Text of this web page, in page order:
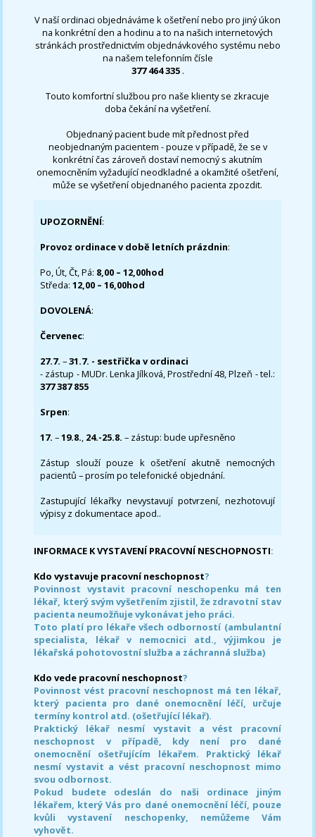
V naší ordinaci objednáváme k ošetření nebo pro jiný úkon
na konkrétní den a hodinu a to na našich internetových
stránkách prostřednictvím objednávkového systému nebo
na našem telefonním čísle
377 464 335 .
Touto komfortní službou pro naše klienty se zkracuje
doba čekání na vyšetření.
Objednaný pacient bude mít přednost před
neobjednaným pacientem - pouze v případě, že se v
konkrétní čas zároveň dostaví nemocný s akutním
onemocněním vyžadující neodkladné a okamžité ošetření,
může se vyšetření objednaného pacienta zpozdit.
UPOZORNĚNÍ:
Provoz ordinace v době letních prázdnin:
Po, Út, Čt, Pá: 8,00 – 12,00hod
Středa:12,00 – 16,00hod
DOVOLENÁ:
Červenec:
27.7.–31.7. - sestřička v ordinaci
- zástup - MUDr. Lenka Jílková, Prostřední 48, Plzeň - tel.:
377 387 855
Srpen:
17. –19.8., 24.-25.8. – zástup: bude upřesněno
Zástup slouží pouze k ošetření akutně nemocných
pacientů – prosím po telefonické objednání.
Zastupující lékařky nevystavují potvrzení, nezhotovují
výpisy z dokumentace apod..
INFORMACE K VYSTAVENÍ PRACOVNÍ NESCHOPNOSTI:
Kdo vystavuje pracovní neschopnost?
Povinnost vystavit pracovní neschopenku má ten
lékař, který svým vyšetřením zjistil, že zdravotní stav
pacienta neumožňuje vykonávat jeho práci.
Toto platí pro lékaře všech odborností (ambulantní
specialista, lékař v nemocnici atd., výjimkou je
lékařská pohotovostní služba a záchranná služba)
Kdo vede pracovní neschopnost?
Povinnost vést pracovní neschopnost má ten lékař,
který pacienta pro dané onemocnění léčí, určuje
termíny kontrol atd. (ošetřující lékař).
Praktický lékař nesmí vystavit a vést pracovní
neschopnost v případě, kdy není pro dané
onemocnění ošetřujícím lékařem. Praktický lékař
nesmí vystavit a vést pracovní neschopnost mimo
svou odbornost.
Pokud budete odeslán do naši ordinace jiným
lékařem, který Vás pro dané onemocnění léčí, pouze
kvůli vystavení neschopenky, nemůžeme Vám
vyhovět.